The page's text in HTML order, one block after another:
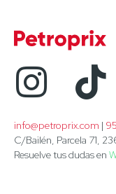
info@petroprix.com |
C/Bailén, Parcela 71,
Resuelve tus dudas en